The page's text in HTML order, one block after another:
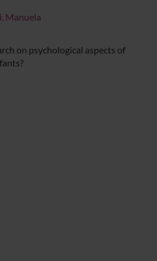
Manuela
on psychological aspects of